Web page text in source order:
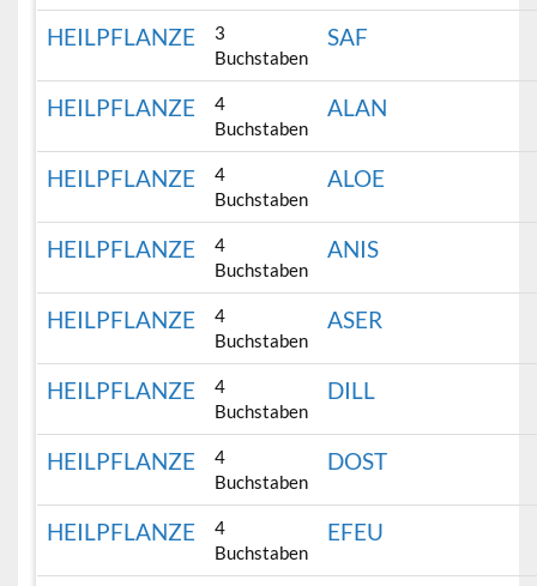
HEILPFLANZE
3
Buchstaben
SAF
HEILPFLANZE
4
Buchstaben
ALAN
HEILPFLANZE
4
Buchstaben
ALOE
HEILPFLANZE
4
Buchstaben
ANIS
HEILPFLANZE
4
Buchstaben
ASER
HEILPFLANZE
4
Buchstaben
DILL
HEILPFLANZE
4
Buchstaben
DOST
HEILPFLANZE
4
Buchstaben
EFEU